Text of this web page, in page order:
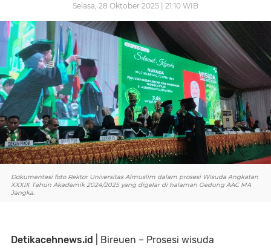
Selasa, 28 Oktober 2025 | 21:10 WIB
Dokumentasi foto Rektor Universitas Almuslim dalam prosesi Wisuda Angkatan
XXXIX Tahun Akademik 2024/2025 yang digelar di halaman Gedung AAC MA
Jangka.
Detikacehnews.id
| Bireuen – Prosesi wisuda